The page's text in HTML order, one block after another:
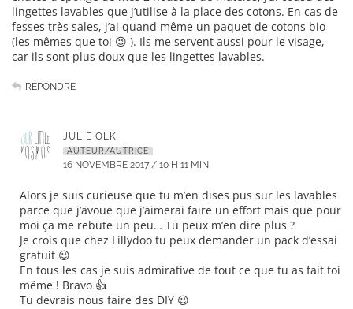
lingettes lavables que j’utilise à la place des cotons. En cas de
fesses très sales, j’ai quand même un paquet de cotons bio
(les mêmes que toi 😉 ). Ils me servent aussi pour le visage,
car ils sont plus doux que les lingettes lavables.
RÉPONDRE
JULIE OLK
AUTEUR/AUTRICE
16 NOVEMBRE 2017 / 10 H 11 MIN
Alors je suis curieuse que tu m’en dises pus sur les lavables
parce que j’avoue que j’aimerai faire un effort mais que pour
moi ça me rebute un peu… Tu peux m’en dire plus ?
Je crois que chez Lillydoo tu peux demander un pack d’essai
gratuit 😉
En tous les cas je suis admirative de tout ce que tu as fait toi
même ! Bravo 👍
Tu devrais nous faire des DIY 😉